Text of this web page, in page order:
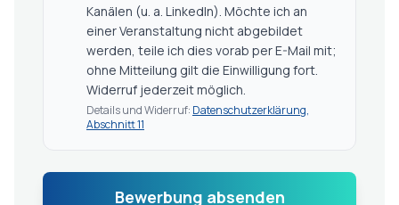
Kanälen (u. a. LinkedIn). Möchte ich an
einer Veranstaltung nicht abgebildet
werden, teile ich dies vorab per E-Mail mit;
ohne Mitteilung gilt die Einwilligung fort.
Widerruf jederzeit möglich.
Details und Widerruf: Datenschutzerklärung,
Abschnitt 11
Bewerbung absenden